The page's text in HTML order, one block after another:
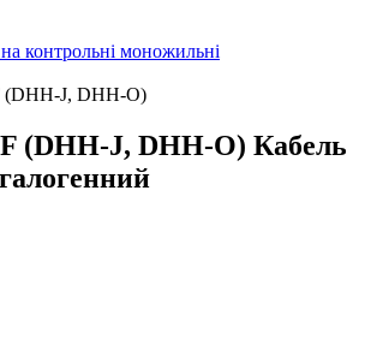
контрольні моножильні
(DНН-J, DНН-O)
(DНН-J, DНН-O) Кабель